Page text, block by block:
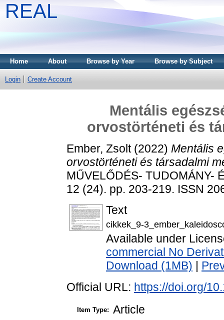
REAL
Home About Browse by Year Browse by Subject
Login Create Account
Mentális
orvostörténeti és
Ember, Zsolt(2022) Mentális
orvostörténeti és társadalmi
MŰVELŐDÉS- TUDOMÁNY-
12 (24). pp. 203-219. ISSN
Text
cikkek_9-
Available under
commercial No
Download (1MB)
Official URL: https://doi.org/
Item Type: Article